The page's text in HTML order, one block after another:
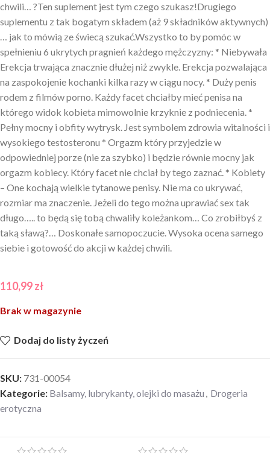
chwili… ?Ten suplement jest tym czego szukasz!Drugiego
suplementu z tak bogatym składem (aż 9 składników aktywnych)
… jak to mówią ze świecą szukać.Wszystko to by pomóc w
spełnieniu 6 ukrytych pragnień każdego mężczyzny: * Niebywała
Erekcja trwająca znacznie dłużej niż zwykle. Erekcja pozwalająca
na zaspokojenie kochanki kilka razy w ciągu nocy. * Duży penis
rodem z filmów porno. Każdy facet chciałby mieć penisa na
którego widok kobieta mimowolnie krzyknie z podniecenia. *
Pełny mocny i obfity wytrysk. Jest symbolem zdrowia witalności i
wysokiego testosteronu * Orgazm który przyjedzie w
odpowiedniej porze (nie za szybko) i będzie równie mocny jak
orgazm kobiecy. Który facet nie chciał by tego zaznać. * Kobiety
– One kochają wielkie tytanowe penisy. Nie ma co ukrywać,
rozmiar ma znaczenie. Jeżeli do tego można uprawiać sex tak
długo….. to będą się tobą chwaliły koleżankom… Co zrobiłbyś z
taką sławą?… Doskonałe samopoczucie. Wysoka ocena samego
siebie i gotowość do akcji w każdej chwili.
110,99zł
Brak w magazynie
Dodaj do listy życzeń
SKU: 731-00054
Kategorie: Balsamy, lubrykanty, olejki do masażu , Drogeria
erotyczna